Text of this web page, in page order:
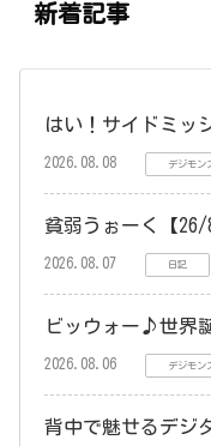
新着記事
はい！サイドミッ
2026.08.08 デジモン
貧弱うぉーく【26/
2026.08.07 日記
ビッウォー♪世界
2026.08.06 デジモン
背中で魅せるデジ